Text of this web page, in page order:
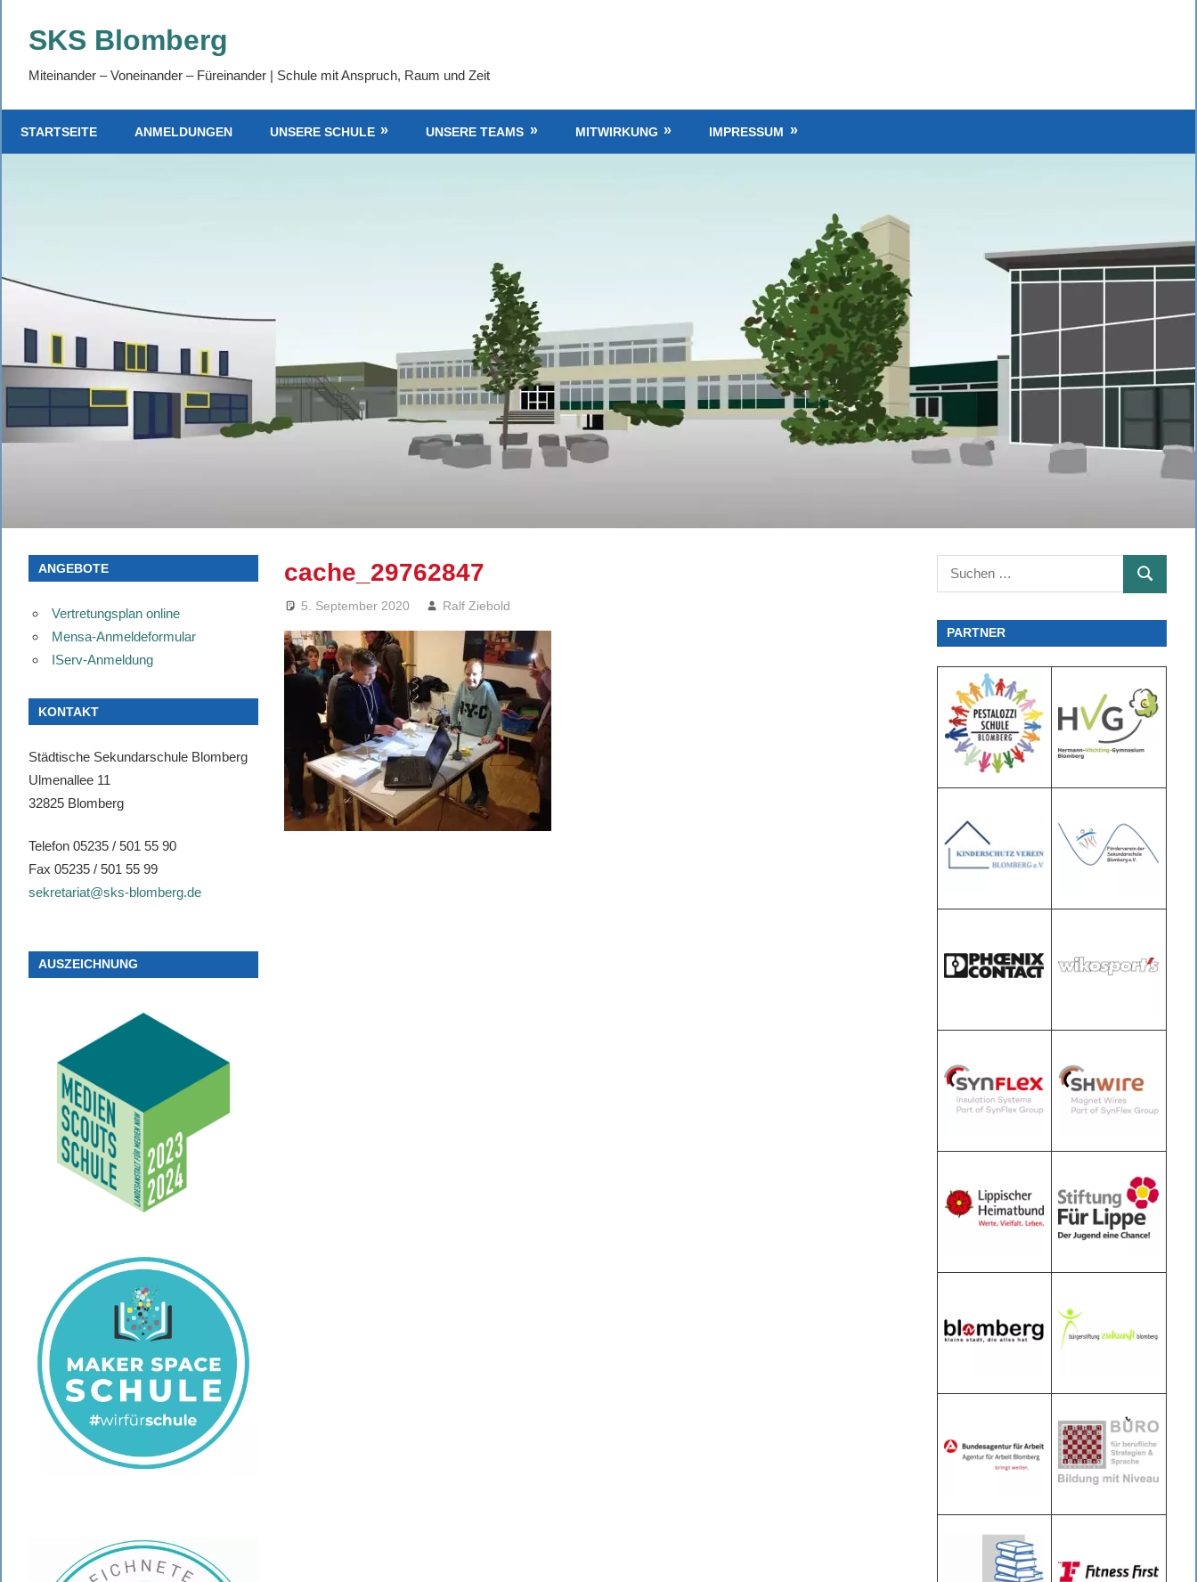
InhaltSKS Blomberg
Miteinander – Voneinander – Füreinander | Schule mit Anspruch, Raum und Zeit
STARTSEITE ANMELDUNGEN UNSERE SCHULE UNSERE TEAMS MITWIRKUNG IMPRESSUM
cache_29762847
5. September 2020 Ralf Ziebold
ANGEBOTE
Vertretungsplan online
Mensa-Anmeldeformular
IServ-Anmeldung
KONTAKT
Städtische Sekundarschule Blomberg
Ulmenallee 11
32825 Blomberg
Telefon 05235 / 501 55 90
Fax 05235 / 501 55 99
sekretariat@sks-blomberg.de
AUSZEICHNUNG
Suchen
nach:
SUCHEN
PARTNER